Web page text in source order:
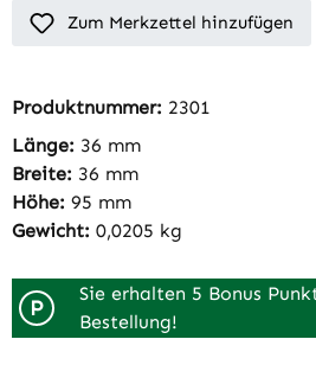
Zum Merkzettel hinzufügen
Produktnummer: 2301
Länge: 36 mm
Breite: 36 mm
Höhe: 95 mm
Gewicht: 0,0205 kg
P
Sie erhalten 5 Bonus
Bestellung!